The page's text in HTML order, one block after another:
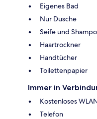
Eigenes Bad
Nur Dusche
Seife und
Haartrockner
Handtücher
Toilettenpapier
Immer in
Kostenloses
Telefon